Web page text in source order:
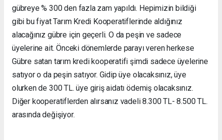
gübreye % 300 den fazla zam yapıldı. Hepimizin bildiği
gibi bu fiyat Tarım Kredi Kooperatiflerinde aldığınız
alacağınız gübre için geçerli. O da peşin ve sadece
üyelerine ait. Önceki dönemlerde parayı veren herkese
Gübre satan tarım kredi kooperatifi şimdi sadece üyelerine
satıyor o da peşin satıyor. Gidip üye olacaksınız, üye
olurken de 300 TL. üye giriş aidatı ödemiş olacaksınız.
Diğer kooperatiflerden alırsanız vadeli 8.300 TL- 8.500 TL.
arasında değişiyor.